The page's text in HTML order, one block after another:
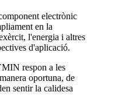
electrònic
en la
l'energia i altres
d'aplicació.